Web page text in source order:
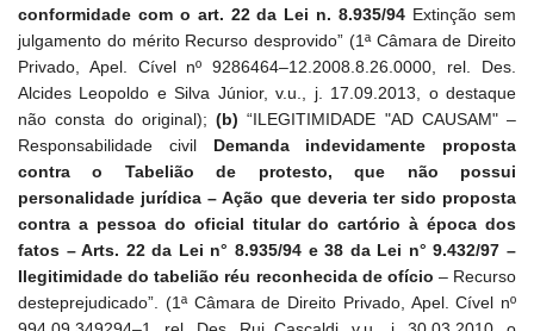
conformidade com o art. 22 da Lei n. 8.935/94 Extinção sem
julgamento do mérito Recurso desprovido” (1ª Câmara de Direito
Privado, Apel. Cível nº 9286464–12.2008.8.26.0000, rel. Des.
Alcides Leopoldo e Silva Júnior, v.u., j.
17.09.2013, o destaque
não consta do original); (b)“ILEGITIMIDADE "AD CAUSAM" –
Responsabilidade civil Demanda indevidamente proposta
contra o Tabelião de protesto, que não possui
personalidade jurídica – Ação que deveria ter sido proposta
contra a pessoa do oficial titular do cartório à época dos
fatos – Arts. 22 da Lei n° 8.935/94 e 38 da Lei n° 9.432/97 –
Ilegitimidade do tabelião réu reconhecida de ofício – Recurso
desteprejudicado”. (1ª Câmara de Direito Privado, Apel. Cível nº